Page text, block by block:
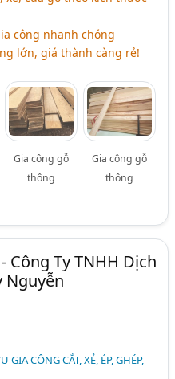
công nhanh chóng
lớn, giá thành càng rẻ!
Gia công gỗ
thông
Gia công gỗ
thông
Công Ty TNHH Dịch
Nguyễn
GIA CÔNG CẮT, XẺ, ÉP, GHÉP,